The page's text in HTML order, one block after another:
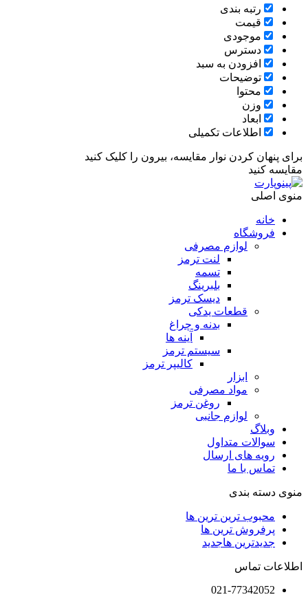
رتبه بندی
قیمت
موجودی
دسترس
افزودن به سبد
توضیحات
محتوا
وزن
ابعاد
اطلاعات تکمیلی
برای پنهان کردن نوار مقایسه، بیرون را کلیک کنید
مقایسه کنید
منوی اصلی
خانه
فروشگاه
لوازم مصرفی
لنت ترمز
تسمه
بلبرینگ
دیسک ترمز
قطعات یدکی
بدنه و چراغ
آینه ها
سیستم ترمز
کالیپر ترمز
ابزار
مواد مصرفی
روغن ترمز
لوازم جانبی
وبلاگ
سوالات متداول
رویه های ارسال
تماس با ما
منوی دسته بندی
محبوب ترین ترین ها
پرفروش ترین ها
جدیدترین هاجدید
اطلاعات تماس
021-77342052